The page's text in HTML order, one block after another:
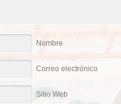
Nombre
Correo electrónico
Sitio Web